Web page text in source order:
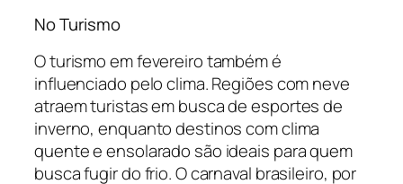
No Turismo
O turismo em fevereiro também é
influenciado pelo clima. Regiões com neve
atraem turistas em busca de esportes de
inverno, enquanto destinos com clima
quente e ensolarado são ideais para quem
busca fugir do frio. O carnaval brasileiro, por